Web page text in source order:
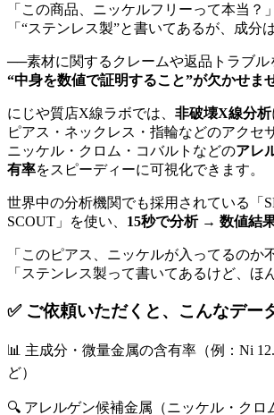
「この商品、ニッケルフリーって本当？」
「“ステンレス製”と書いてあるが、成分は
──素材に関するクレームや返品トラブル
“中身を数値で証明すること”が欠かせま
にじや質店X線ラボでは、 非破壊X線分析
ピアス・ネックレス・指輪などのアクセ
ニッケル・クロム・コバルトなどのアレ
有率をスピーディーに可視化できます。
世界中の分析機関でも採用されている「
SCOUT」を使い、 15秒で分析 → 数値結
「このピアス、ニッケルが入ってるのか
「ステンレス製って書いてあるけど、ほ
✅ ご依頼いただくと、こんなデー
📊 主成分・微量金属の含有率（例：Ni
ど）
🔍 アレルゲン候補金属（ニッケル・クロ